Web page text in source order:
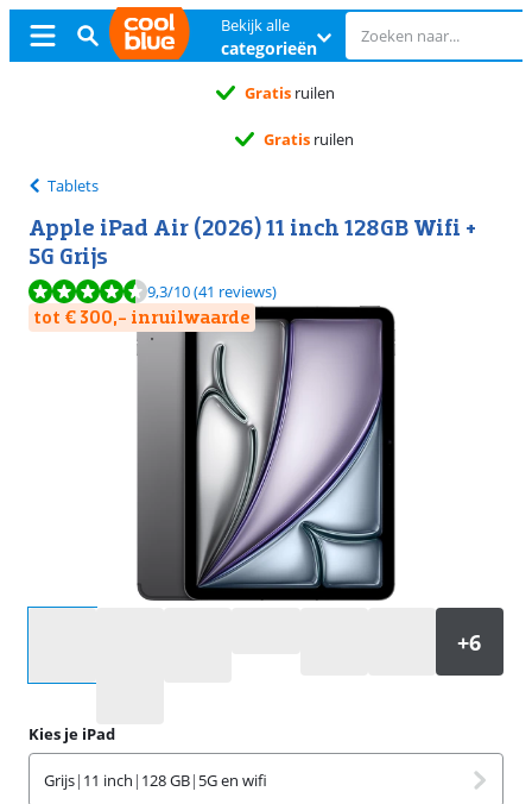
Bekijk alle
categorieën
Gratis ruilen
Gratis ruilen
Tablets
Apple iPad Air (2026) 11 inch 128GB Wifi +
5G Grijs
Beoordeling is 9,3 van de 10, gebaseerd op 41 reviews.
9,3/10(41 reviews)
tot € 300,- inruilwaarde
Kies je iPad
Grijs| 11 inch | 128 GB| 5G en wifi